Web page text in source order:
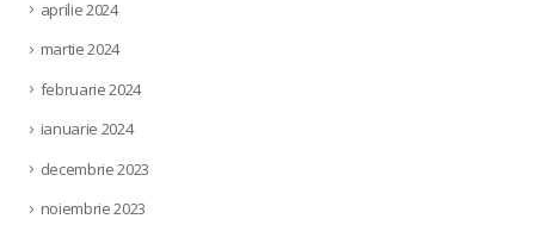
aprilie 2024
martie 2024
februarie 2024
ianuarie 2024
decembrie 2023
noiembrie 2023